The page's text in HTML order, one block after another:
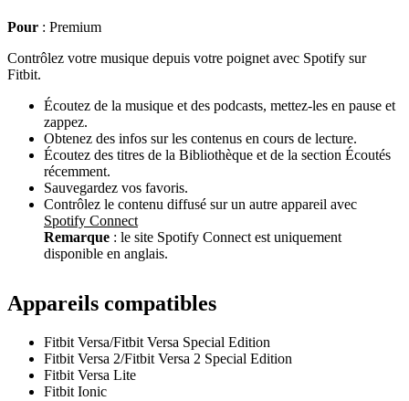
Pour : Premium
Contrôlez votre musique depuis votre poignet avec Spotify sur
Fitbit.
Écoutez de la musique et des podcasts, mettez-les en pause et
zappez.
Obtenez des infos sur les contenus en cours de lecture.
Écoutez des titres de la Bibliothèque et de la section Écoutés
récemment.
Sauvegardez vos favoris.
Contrôlez le contenu diffusé sur un autre appareil avec
Spotify Connect
Remarque : le site Spotify Connect est uniquement
disponible en anglais.
Appareils compatibles
Fitbit Versa/Fitbit Versa Special Edition
Fitbit Versa 2/Fitbit Versa 2 Special Edition
Fitbit Versa Lite
Fitbit Ionic